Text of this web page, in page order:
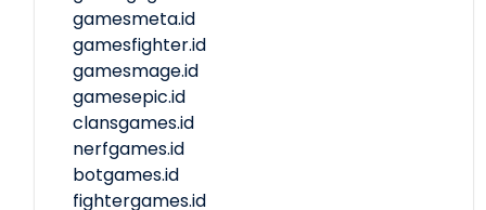
gamesmeta.id
gamesfighter.id
gamesmage.id
gamesepic.id
clansgames.id
nerfgames.id
botgames.id
fightergames.id